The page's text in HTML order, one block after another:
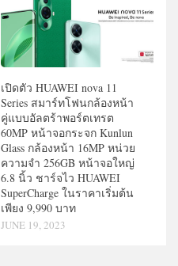
เปิดตัว HUAWEI nova 11
Series สมาร์ทโฟนกล้องหน้า
คู่แบบอัลตร้าพอร์ตเทรต
60MP หน้าจอกระจก Kunlun
Glass กล้องหน้า 16MP หน่วย
ความจำ 256GB หน้าจอใหญ่
6.8 นิ้ว ชาร์จไว HUAWEI
SuperCharge ในราคาเริ่มต้น
เพียง 9,990 บาท
JUNE 19, 2023